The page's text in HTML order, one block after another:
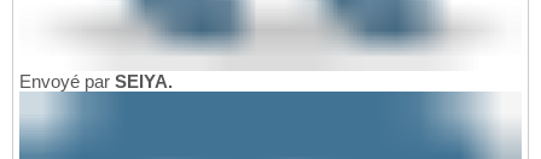
Envoyé par SEIYA.